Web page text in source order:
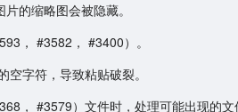
的缩略图会被隐藏。
， #3582， #3400）。
字符，导致粘贴破裂。
， #3579）文件时，处理可能出现的